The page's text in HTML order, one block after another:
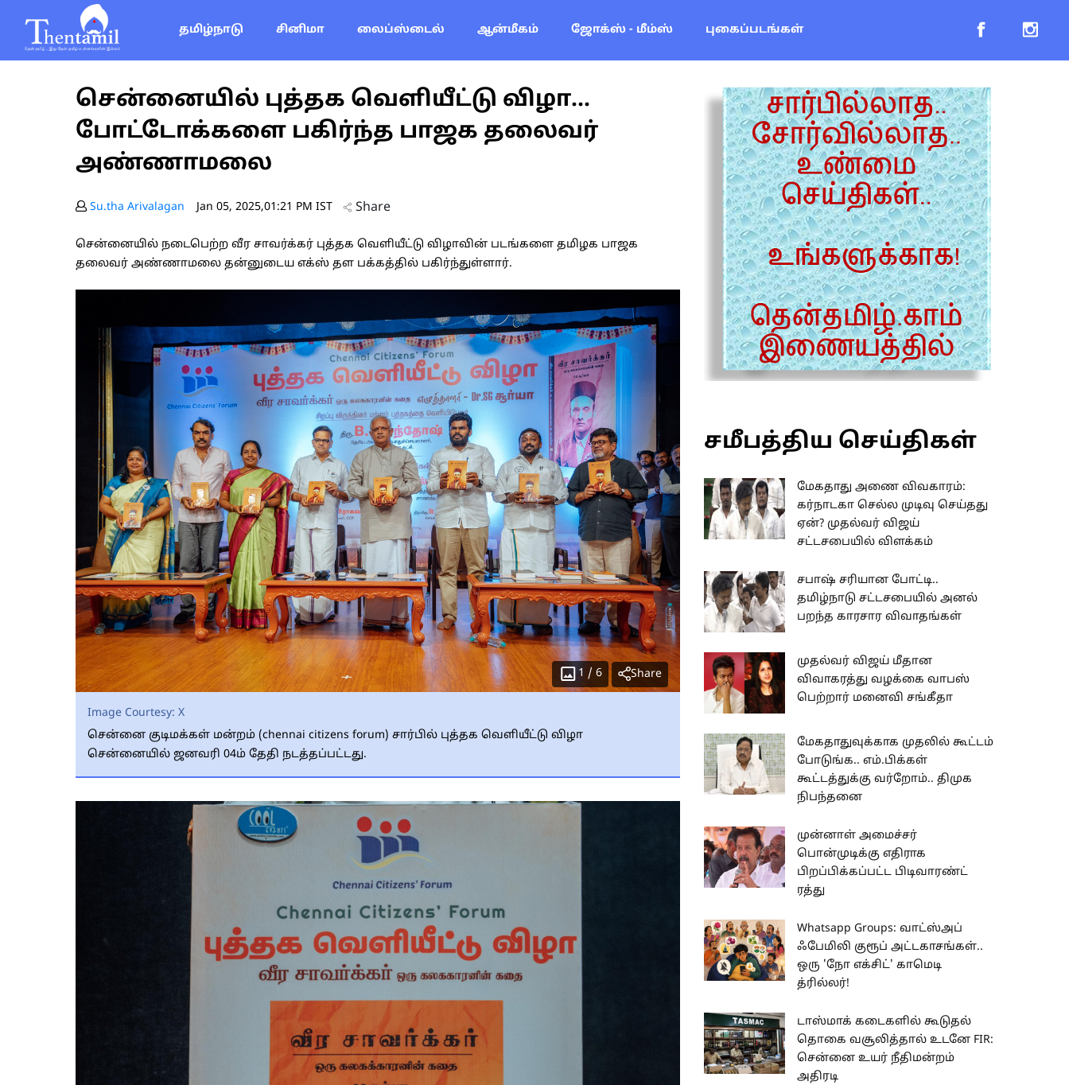
தமிழ்நாடு சினிமா லைப்ஸ்டைல் ஆன்மீகம் ஜோக்ஸ் - மீம்ஸ் புகைப்படங்கள்
சென்னையில் புத்தக வெளியீட்டு விழா...
போட்டோக்களை பகிர்ந்த பாஜக தலைவர்
அண்ணாமலை
Su.tha Arivalagan Jan 05, 2025,01:21 PM IST Share
சென்னையில் நடைபெற்ற வீர சாவர்க்கர் புத்தக வெளியீட்டு விழாவின் படங்களை தமிழக பாஜக
தலைவர் அண்ணாமலை தன்னுடைய எக்ஸ் தள பக்கத்தில் பகிர்ந்துள்ளார்.
1 / 6 Share
Image Courtesy: X
சென்னை குடிமக்கள் மன்றம் (chennai citizens forum) சார்பில் புத்தக வெளியீட்டு விழா
சென்னையில் ஜனவரி 04ம் தேதி நடத்தப்பட்டது.
சமீபத்திய செய்திகள்
மேகதாது அணை விவகாரம்:
கர்நாடகா செல்ல முடிவு செய்தது
ஏன்? முதல்வர் விஜய்
சட்டசபையில் விளக்கம்
சபாஷ் சரியான போட்டி..
தமிழ்நாடு சட்டசபையில் அனல்
பறந்த காரசார விவாதங்கள்
முதல்வர் விஜய் மீதான
விவாகரத்து வழக்கை வாபஸ்
பெற்றார் மனைவி சங்கீதா
மேகதாதுவுக்காக முதலில் கூட்டம்
போடுங்க.. எம்.பிக்கள்
கூட்டத்துக்கு வர்றோம்.. திமுக
நிபந்தனை
முன்னாள் அமைச்சர்
பொன்முடிக்கு எதிராக
பிறப்பிக்கப்பட்ட பிடிவாரண்ட்
ரத்து
Whatsapp Groups: வாட்ஸ்அப்
ஃபேமிலி குரூப் அட்டகாசங்கள்..
ஒரு 'நோ எக்சிட்' காமெடி
த்ரில்லர்!
டாஸ்மாக் கடைகளில் கூடுதல்
தொகை வசூலித்தால் உடனே FIR:
சென்னை உயர் நீதிமன்றம்
அதிரடி